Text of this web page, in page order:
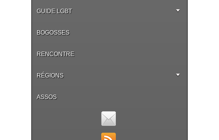
GUIDE LGBT
BOGOSSES
RENCONTRE
RÉGIONS
ASSOS